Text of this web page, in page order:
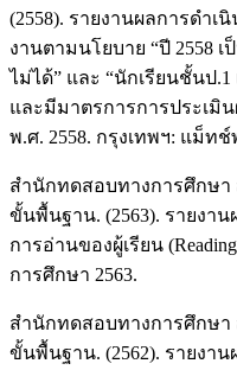
(2558). รายงานผลการดำ
งานตามนโยบาย “ปี 2558
ไม่ได้” และ “นักเรียนชั้นป
และมีมาตรการการประเมิ
พ.ศ. 2558. กรุงเทพฯ: แม็ท
สำนักทดสอบทางการศึกษ
ขั้นพื้นฐาน. (2563). รายงา
การอ่านของผู้เรียน
การศึกษา 2563.
สำนักทดสอบทางการศึกษ
ขั้นพื้นฐาน. (2562). รายงา